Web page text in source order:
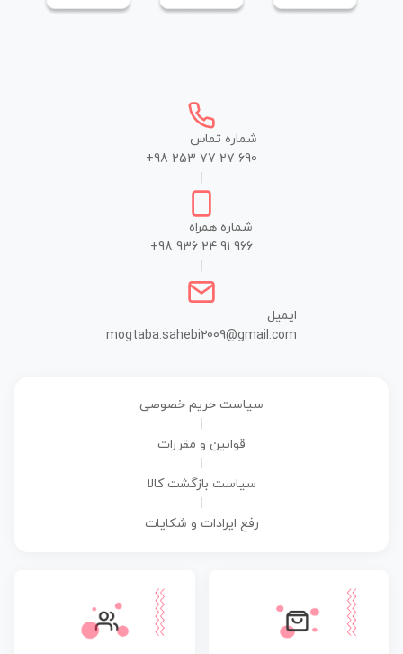
شماره تماس
+98 253 77 27 690
شماره همراه
+98 936 24 91 966
ایمیل
mogtaba.sahebi2009@gmail.com
سیاست حریم خصوصی
قوانین و مقررات
سیاست بازگشت کالا
رفع ایرادات و شکایات